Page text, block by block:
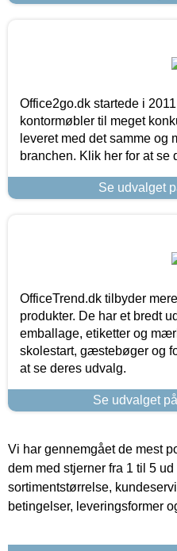
Office2go.dk startede i
kontormøbler til meget
leveret med det samme og
branchen. Klik her for at se
Se udvalget
OfficeTrend.dk tilbyder
produkter. De har et bredt
emballage, etiketter og
skolestart, gæstebøger og
at se deres udvalg.
Se udvalget
Vi har gennemgået de mest
dem med stjerner fra 1 til 5
sortimentstørrelse,
betingelser, leveringsformer